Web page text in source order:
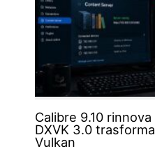
Calibre 9.10
DXVK 3.0
Vulkan